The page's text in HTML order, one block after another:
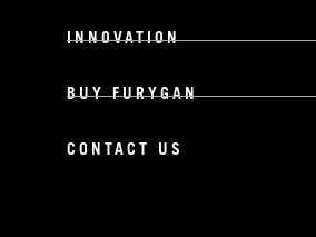
INNOVATION
BUY FURYGAN
CONTACT US